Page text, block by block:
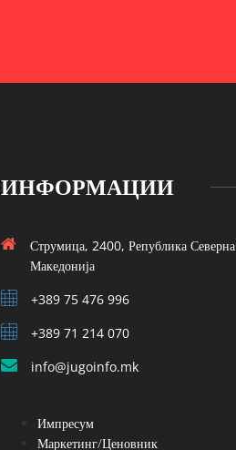
ИНФОРМАЦИИ
Струмица, 2400, Република Северна
Македонија
+389 75 476 996
+389 71 214 070
info@jugoinfo.mk
Импресум
Маркетинг/Ценовник